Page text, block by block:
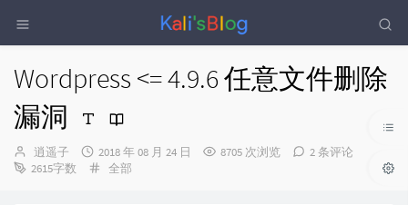
Wordpress <= 4.9.6 任意文件删除
漏洞
博
主：
逍遥子
发
布
2018 年 08 月 24 日 8705 次浏览
2 条评论
2615字数
分
全部